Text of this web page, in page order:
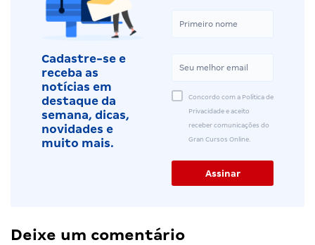
Cadastre-se e
receba as
notícias em
destaque da
semana, dicas,
novidades e
muito mais.
Concordo com a Política de
Privacidade e aceito
receber comunicações do
Gran Cursos Online.
Deixe um comentário